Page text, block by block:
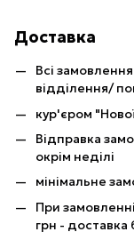
Доставка
Всі
відділення/
кур'єром
Відправка
окрім неділі
мінімальне
При
грн -